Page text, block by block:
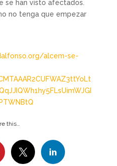
se han visto afectados.
no tenga que empezar
alcem-se-
this…